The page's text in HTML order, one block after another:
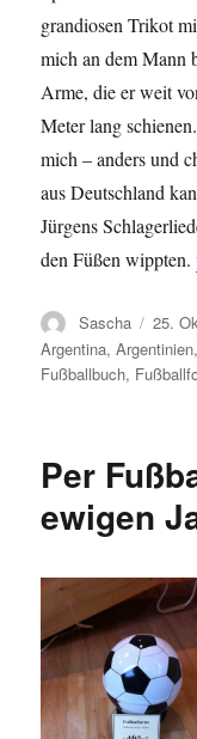
grandiosen Trikot
mich an dem Mann
Arme, die er weit
Meter lang
mich – anders und
aus Deutschland
Jürgens
den Füßen wippten.
Autor
Sascha
am
25.
Argentina,Argentinien,
Fußballbuch,
Per
ewigen